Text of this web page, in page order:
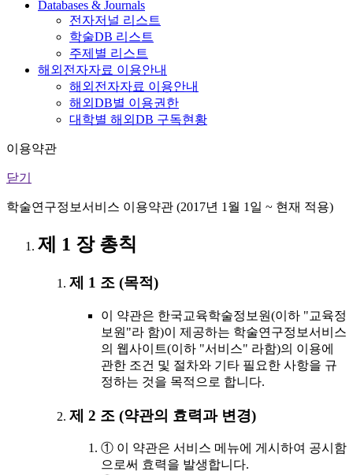
Databases & Journals
전자저널 리스트
학술DB 리스트
주제별 리스트
해외전자자료 이용안내
해외전자자료 이용안내
해외DB별 이용권한
대학별 해외DB 구독현황
이용약관
닫기
학술연구정보서비스 이용약관 (2017년 1월 1일 ~ 현재 적용)
제 1 장 총칙
제 1 조 (목적)
이 약관은 한국교육학술정보원(이하 "교육정
보원"라 함)이 제공하는 학술연구정보서비스
의 웹사이트(이하 "서비스" 라함)의 이용에
관한 조건 및 절차와 기타 필요한 사항을 규
정하는 것을 목적으로 합니다.
제 2 조 (약관의 효력과 변경)
① 이 약관은 서비스 메뉴에 게시하여 공시함
으로써 효력을 발생합니다.